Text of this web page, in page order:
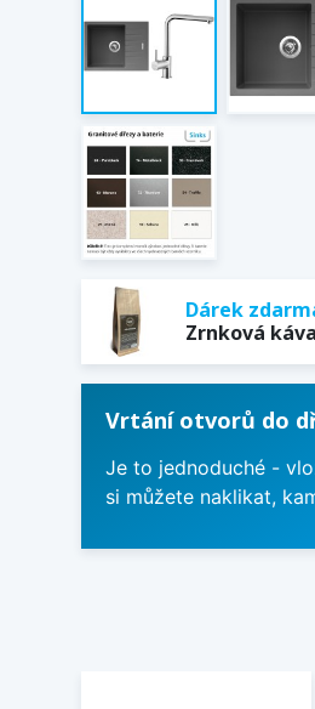
Dárek
Zrnková
Vrtání otvorů do
Je to jednoduché -
si můžete naklikat,